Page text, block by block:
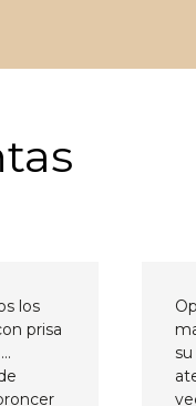
los
prisa